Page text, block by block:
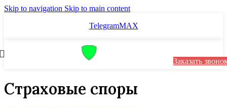
Skip to navigation Skip to main content
TelegramMAX
Заказать
Страховые споры